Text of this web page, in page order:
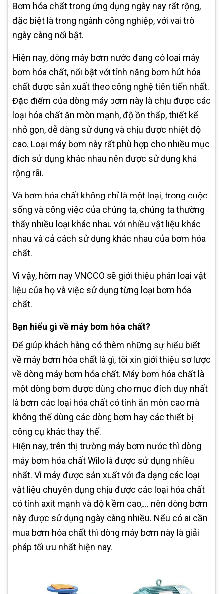
Bơm hóa chất trong ứng dụng ngày nay rất rộng,
đặc biệt là trong ngành công nghiệp, với vai trò
ngày càng nổi bật.
Hiện nay, dòng máy bơm nước đang có loại máy
bơm hóa chất, nổi bật với tính năng bơm hút hóa
chất được sản xuất theo công nghệ tiên tiến nhất.
Đặc điểm của dòng máy bơm này là chịu được các
loại hóa chất ăn mòn mạnh, độ ồn thấp, thiết kế
nhỏ gọn, dễ dàng sử dụng và chịu được nhiệt độ
cao. Loại máy bơm này rất phù hợp cho nhiều mục
đích sử dụng khác nhau nên được sử dụng khá
rộng rãi.
Và bơm hóa chất không chỉ là một loại, trong cuộc
sống và công việc của chúng ta, chúng ta thường
thấy nhiều loại khác nhau với nhiều vật liệu khác
nhau và cả cách sử dụng khác nhau của bơm hóa
chất.
Vì vậy, hôm nay VNCCO sẽ giới thiệu phân loại vật
liệu của họ và việc sử dụng từng loại bơm hóa
chất.
Bạn hiểu gì về máy bơm hóa chất?
Để giúp khách hàng có thêm những sự hiểu biết
về máy bơm hóa chất là gì, tôi xin giới thiệu sơ lược
về dòng máy bơm hóa chất. Máy bơm hóa chất là
một dòng bơm được dùng cho mục đích duy nhất
là bơm các loại hóa chất có tính ăn mòn cao mà
không thể dùng các dòng bơm hay các thiết bị
công cụ khác thay thế.
Hiện nay, trên thị trường máy bơm nước thì dòng
máy bơm hóa chất Wilo là được sử dụng nhiều
nhất. Vì máy được sản xuất với đa dạng các loại
vật liệu chuyên dụng chịu được các loại hóa chất
có tính axit mạnh và độ kiềm cao,… nên dòng bơm
này được sử dụng ngày càng nhiều. Nếu có ai cần
mua bơm hóa chất thì dòng máy bơm này là giải
pháp tối ưu nhất hiện nay.